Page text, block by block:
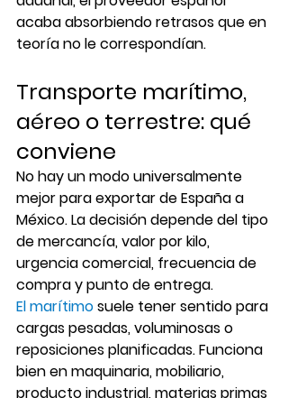
acaba absorbiendo retrasos que en
teoría no le correspondían.
Transporte marítimo,
aéreo o terrestre: qué
conviene
No hay un modo universalmente
mejor para exportar de España a
México. La decisión depende del tipo
de mercancía, valor por kilo,
urgencia comercial, frecuencia de
compra y punto de entrega.
El marítimo suele tener sentido para
cargas pesadas, voluminosas o
reposiciones planificadas. Funciona
bien en maquinaria, mobiliario,
producto industrial, materias primas